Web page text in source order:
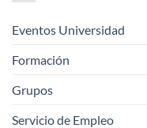
Eventos Universidad
Formación
Grupos
Servicio de Empleo